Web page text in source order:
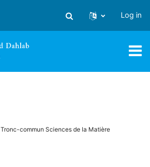
Toggle search input
Log in
Tronc-commun Sciences de la Matière